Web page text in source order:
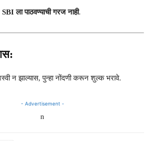
SBI ला पाठवण्याची गरज नाही.
न झाल्यास, पुन्हा नोंदणी करून शुल्क भरावे.
- Advertisement -
n